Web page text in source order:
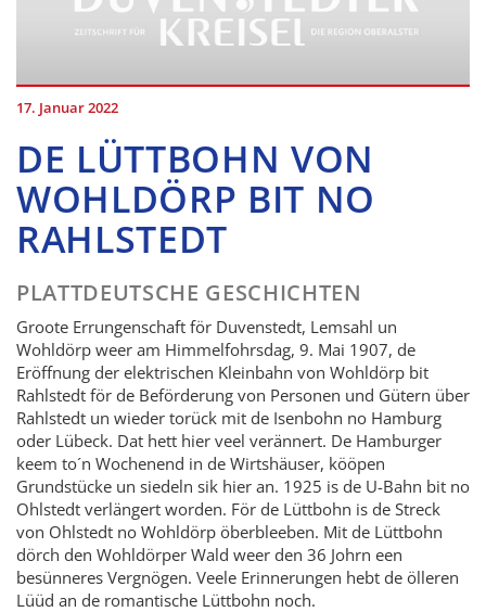
17. Januar 2022
DE LÜTTBOHN VON
WOHLDÖRP BIT NO
RAHLSTEDT
PLATTDEUTSCHE GESCHICHTEN
Groote Errungenschaft för Duvenstedt, Lemsahl un
Wohldörp weer am Himmelfohrsdag, 9. Mai 1907, de
Eröffnung der elektrischen Kleinbahn von Wohldörp bit
Rahlstedt för de Beförderung von Personen und Gütern über
Rahlstedt un wieder torück mit de Isenbohn no Hamburg
oder Lübeck. Dat hett hier veel verännert. De Hamburger
keem to´n Wochenend in de Wirtshäuser, kööpen
Grundstücke un siedeln sik hier an. 1925 is de U-Bahn bit no
Ohlstedt verlängert worden. För de Lüttbohn is de Streck
von Ohlstedt no Wohldörp öberbleeben. Mit de Lüttbohn
dörch den Wohldörper Wald weer den 36 Johrn een
besünneres Vergnögen. Veele Erinnerungen hebt de ölleren
Lüüd an de romantische Lüttbohn noch.